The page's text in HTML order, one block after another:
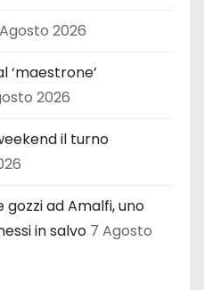
2026
‘maestrone’
2026
il turno
ad Amalfi, uno
in salvo 7 Agosto